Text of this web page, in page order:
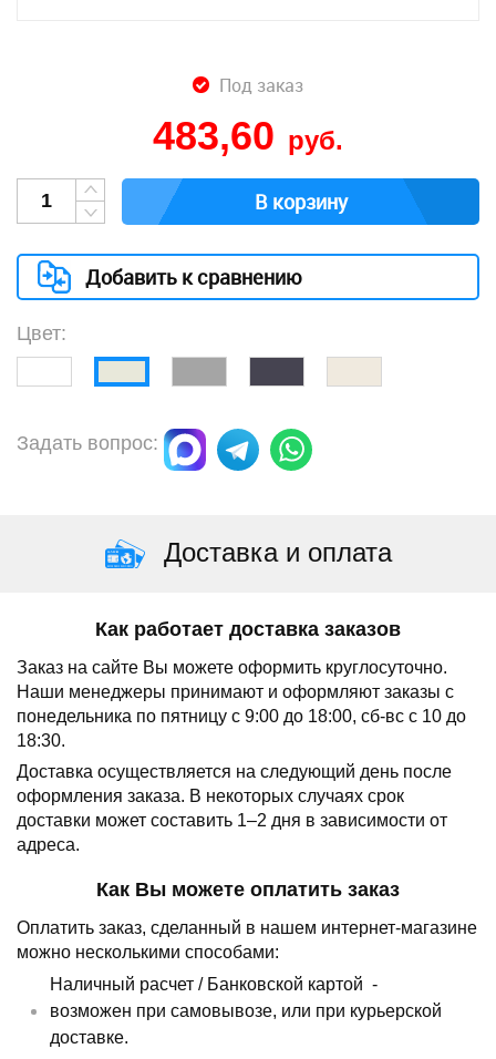
Под заказ
483,60 руб.
В корзину
Добавить к сравнению
Цвет:
Задать вопрос:
Доставка и оплата
Как работает доставка заказов
Заказ на сайте Вы можете оформить круглосуточно.
Наши менеджеры принимают и оформляют заказы с
понедельника по пятницу с 9:00 до 18:00, сб-вс с 10 до
18:30.
Доставка осуществляется на следующий день после
оформления заказа. В некоторых случаях срок
доставки может составить 1–2 дня в зависимости от
адреса.
Как Вы можете оплатить заказ
Оплатить заказ, сделанный в нашем интернет-магазине
можно несколькими способами:
Наличный расчет / Банковской картой -
возможен при самовывозе, или при курьерской
доставке.